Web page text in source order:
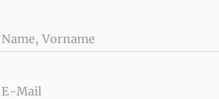
Name, Vorname
E-Mail